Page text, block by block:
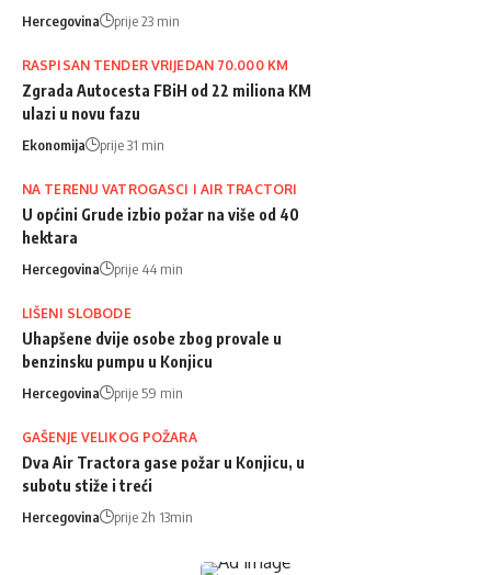
Hercegovina prije 23 min
RASPISAN TENDER VRIJEDAN 70.000 KM
Zgrada Autocesta FBiH od 22 miliona KM
ulazi u novu fazu
Ekonomija prije 31 min
NA TERENU VATROGASCI I AIR TRACTORI
U općini Grude izbio požar na više od 40
hektara
Hercegovina prije 44 min
LIŠENI SLOBODE
Uhapšene dvije osobe zbog provale u
benzinsku pumpu u Konjicu
Hercegovina prije 59 min
GAŠENJE VELIKOG POŽARA
Dva Air Tractora gase požar u Konjicu, u
subotu stiže i treći
Hercegovina prije 2h 13min